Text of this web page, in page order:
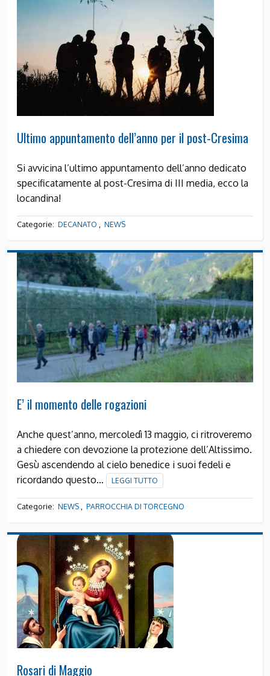
Ultimo appuntamento dell’anno per il post-Cresima
Si avvicina l’ultimo appuntamento dell’anno dedicato
specificatamente al post-Cresima di III media, ecco la
locandina!
Categorie: DECANATO NEWS
E’ il momento delle rogazioni
Anche quest’anno, mercoledì 13 maggio, ci ritroveremo
a chiedere con devozione la protezione dell’Altissimo.
Gesù ascendendo al cielo benedice i suoi fedeli e
ricordando questo…
LEGGI TUTTO
Categorie: NEWS PARROCCHIA DI TORCEGNO
Rosari di Maggio